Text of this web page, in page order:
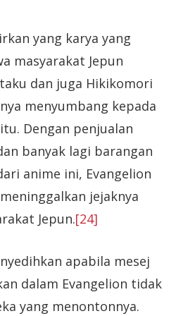
yang karya yang
masyarakat Jepun
dan juga Hikikomori
menyumbang kepada
Dengan penjualan
banyak lagi barangan
anime ini, Evangelion
jejaknya
Jepun.[24]
apabila mesej
dalam Evangelion tidak
yang menontonnya.